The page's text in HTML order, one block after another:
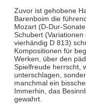
Zuvor ist gehobene
Barenboim die
Mozart (D-Dur-
Schubert
vierhändig D 813)
Kompositionen für
Werken, über den
Spielfreude herrscht,
unterschlagen,
manchmal ein
Immerhin, das
gewahrt.